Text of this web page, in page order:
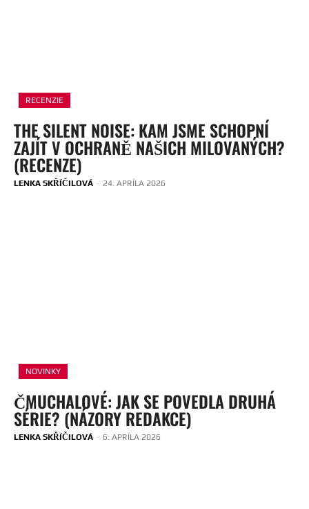
RECENZIE
THE SILENT NOISE: KAM JSME SCHOPNÍ
ZAJÍT V OCHRANĚ NAŠICH MILOVANÝCH?
(RECENZE)
LENKA SKŘÍČILOVÁ - 24. APRÍLA 2026
NOVINKY
ČMUCHALOVÉ: JAK SE POVEDLA DRUHÁ
SÉRIE? (NÁZORY REDAKCE)
LENKA SKŘÍČILOVÁ - 6. APRÍLA 2026